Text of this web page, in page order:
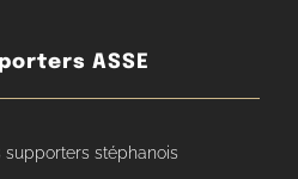
ASSE
supporters stéphanois